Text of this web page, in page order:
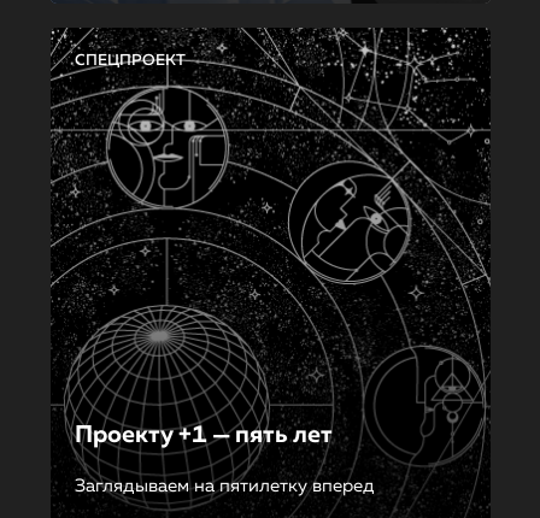
СПЕЦПРОЕКТ
Проекту +1 — пять лет
Заглядываем на пятилетку вперед